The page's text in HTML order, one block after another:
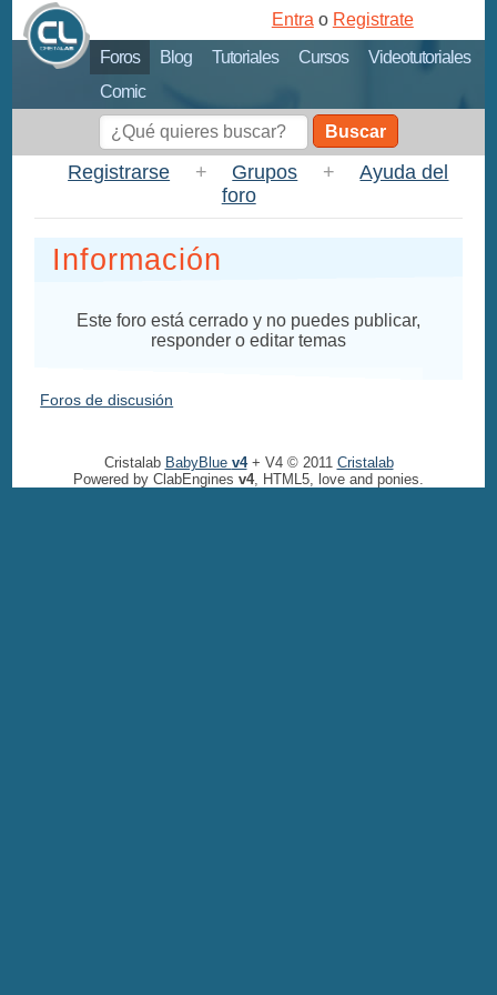
Foros Blog Tutoriales Cursos
Videotutoriales
Comic
Entra o Registrate
Buscar
Registrarse + Grupos +
Ayuda del
foro
Información
Este foro está cerrado y no puedes publicar,
responder o editar temas
Foros de discusión
Cristalab BabyBlue v4+ V4 © 2011 Cristalab
Powered by ClabEngines v4, HTML5, love and ponies.